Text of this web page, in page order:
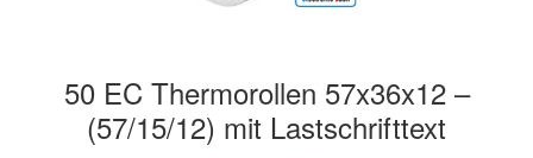
50 EC Thermorollen 57x36x12 –
(57/15/12) mit Lastschrifttext